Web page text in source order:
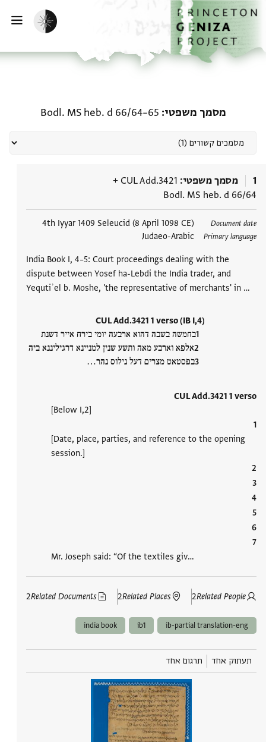
דילוג לתוכן
דף הבית
הפעלת מצב כהה
מסמך משפטי Bodl. MS heb. d 66/64–65
1 מסמך משפטי CUL Add.3421
+
Bodl. MS heb. d 66/64
Document date
4th Iyyar 1409 Seleucid (8 April 1098 CE)
Primary language
Judaeo-Arabic
India Book I, 4–5: Court proceedings dealing with the
dispute between Yosef ha-Lebdi the India trader, and
Yequtiʾel b. Moshe, 'the representative of merchants' in …
CUL Add.3421 1 verso (IB I,4)
בחמשה בשבה דהוא ארבעה יומי בירח אייר דשנת
אלפא וארבע מאה ותשע שנין למניינא דרגיליננא ביה
בפסטאט מצרים דעל נילוס נהר‮…
CUL Add.3421 1 verso
[Below I,2]
[Date, place, parties, and reference to the opening
session.]
Mr. Joseph said: “Of the textiles giv‮…
Related People
2
Related Places
2
Related Documents
2
תגים
ib-partial translation-eng
ib1
india book
תעתוק אחד תרגום אחד